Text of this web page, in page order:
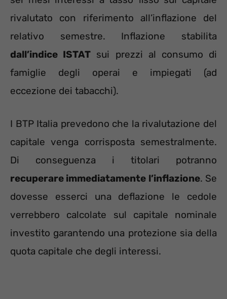
rivalutato con riferimento all’inflazione del
relativo semestre. Inflazione stabilita
dall’indice ISTAT sui prezzi al consumo di
famiglie degli operai e impiegati (ad
eccezione dei tabacchi).
I BTP Italia prevedono che la rivalutazione del
capitale venga corrisposta semestralmente.
Di conseguenza i titolari potranno
recuperare immediatamente l’inflazione. Se
dovesse esserci una deflazione le cedole
verrebbero calcolate sul capitale nominale
investito garantendo una protezione sia della
quota capitale che degli interessi.